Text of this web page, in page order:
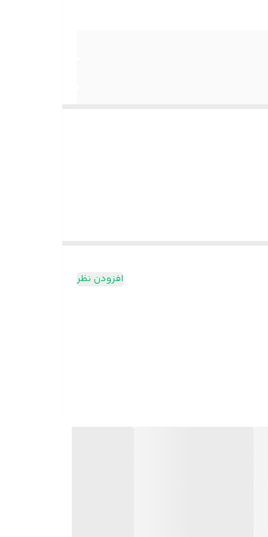
افزودن نظر